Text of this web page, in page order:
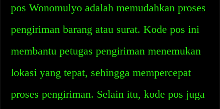
pos Wonomulyo adalah memudahkan proses
pengiriman barang atau surat. Kode pos ini
membantu petugas pengiriman menemukan
lokasi yang tepat, sehingga mempercepat
proses pengiriman. Selain itu, kode pos juga